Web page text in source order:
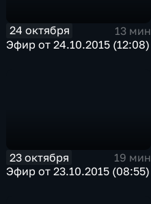
24 октября
13 мин
Эфир от 24.10.2015 (12:08)
23 октября
19 мин
Эфир от 23.10.2015 (08:55)